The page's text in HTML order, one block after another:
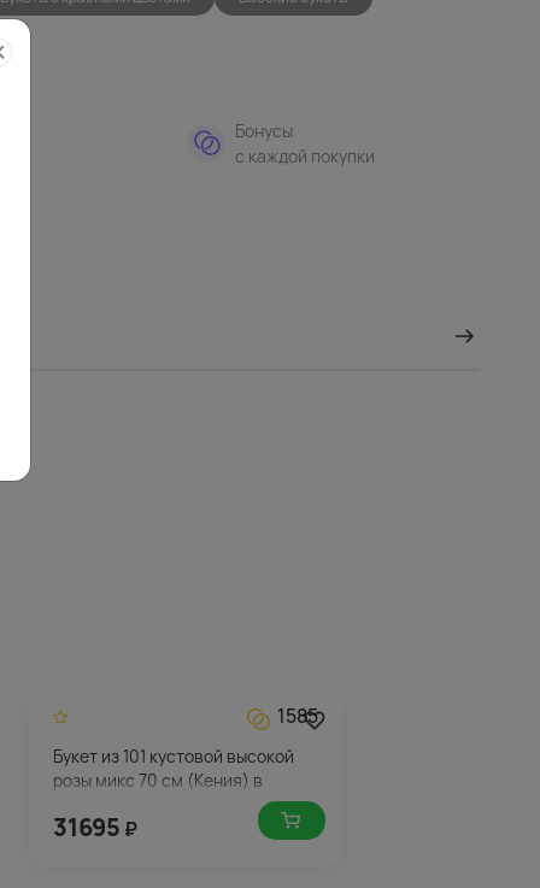
Бонусы
с каждой покупки
1585
Букет из 101 кустовой высокой
розы микс 70 см (Кения) в
31695 ₽